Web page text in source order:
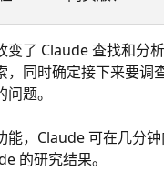
变了 Claude 查找和分
，同时确定接下来要调
题。
能，Claude 可在几分
的研究结果。